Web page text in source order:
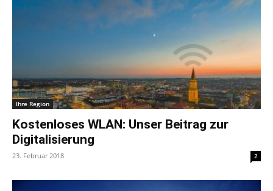
Ihre Region
Kostenloses WLAN: Unser Beitrag zur
Digitalisierung
23. Februar 2018 2